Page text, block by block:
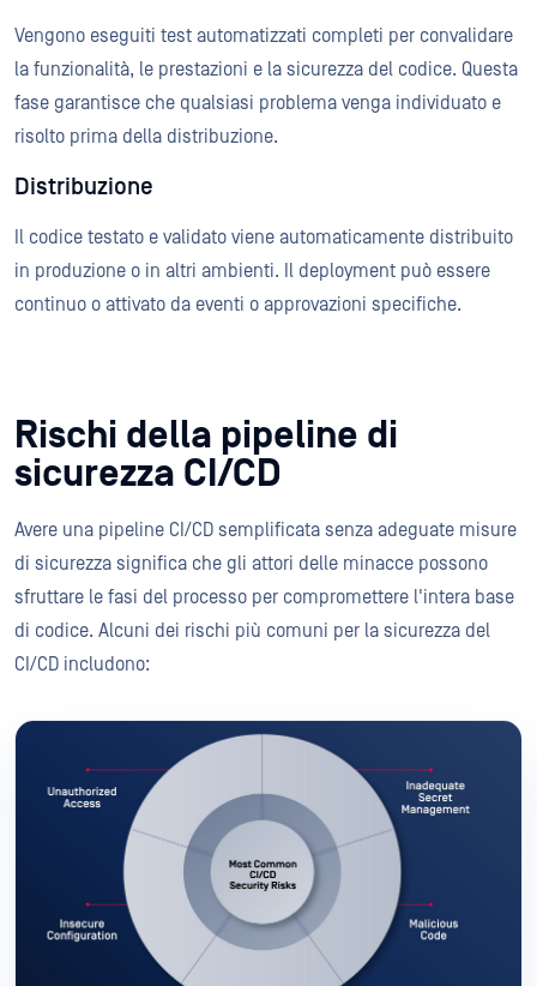
Vengono eseguiti test automatizzati completi per convalidare
la funzionalità, le prestazioni e la sicurezza del codice. Questa
fase garantisce che qualsiasi problema venga individuato e
risolto prima della distribuzione.
Distribuzione
Il codice testato e validato viene automaticamente distribuito
in produzione o in altri ambienti. Il deployment può essere
continuo o attivato da eventi o approvazioni specifiche.
Rischi della pipeline di
sicurezza CI/CD
Avere una pipeline CI/CD semplificata senza adeguate misure
di sicurezza significa che gli attori delle minacce possono
sfruttare le fasi del processo per compromettere l'intera base
di codice. Alcuni dei rischi più comuni per la sicurezza del
CI/CD includono: